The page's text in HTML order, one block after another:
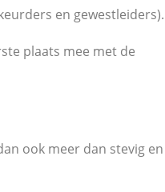
en gewestleiders).
plaats mee met de
ook meer dan stevig en